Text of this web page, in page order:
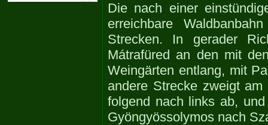
Die nach einer
erreichbare
Strecken. In gerader
Mátrafüred an den mit
Weingärten entlang, mit
andere Strecke zweigt
folgend nach links ab,
Gyöngyössolymos nach